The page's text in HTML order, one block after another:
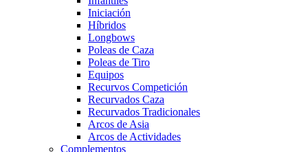
Iniciación
Híbridos
Longbows
Poleas de Caza
Poleas de Tiro
Equipos
Recurvos Competición
Recurvados Caza
Recurvados Tradicionales
Arcos de Asia
Arcos de Actividades
Complementos